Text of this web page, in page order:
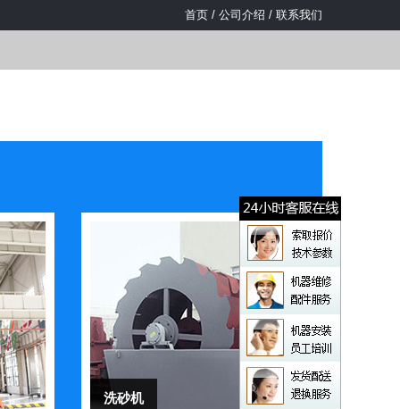
首页 / 公司介绍 / 联系我们
洗砂机